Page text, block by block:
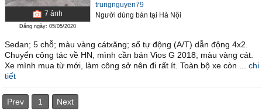
7 ảnh
Đăng ngày: 05/05/2020
trungnguyen79
Người dùng bán tại Hà Nội
Sedan; 5 chỗ; màu vàng cátxăng; số tự động (A/T) dẫn động 4x2.
Chuyển công tác về HN, mình cần bán Vios G 2018, màu vàng cát.
Xe mình mua từ mới, làm công sở nên đi rất ít. Toàn bộ xe còn ...
chi
tiết
Prev 1 Next